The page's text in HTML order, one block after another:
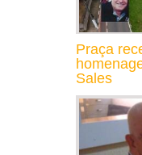
Praça
Sales